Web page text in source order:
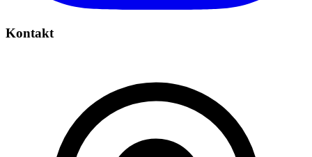
Kontakt